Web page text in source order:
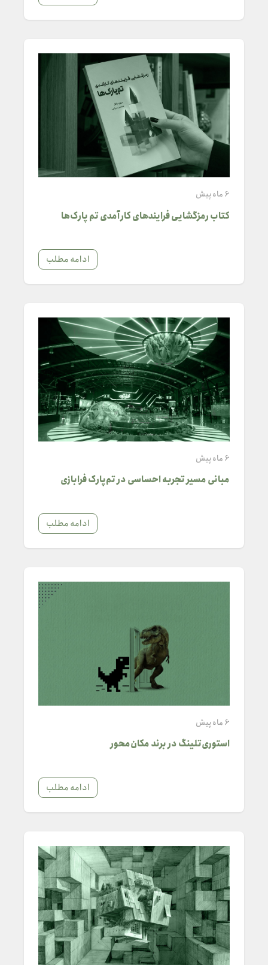
6 ماه پیش
کتاب رمزگشایی فرایندهای کارآمدی تم پارک‌ها
ادامه مطلب
6 ماه پیش
مبانی مسیر تجربه احساسی در تم‌پارک فرابازی
ادامه مطلب
6 ماه پیش
استوری‌تلینگ در برند مکان‌محور
ادامه مطلب